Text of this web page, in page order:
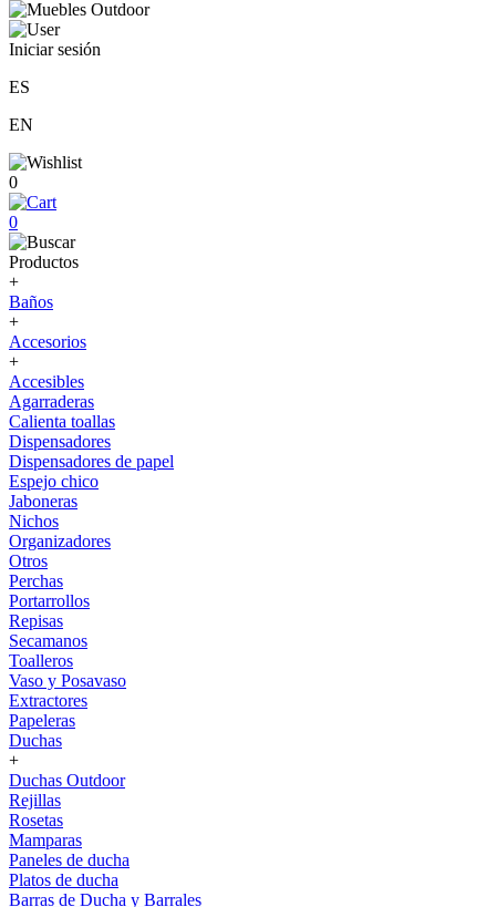
Iniciar sesión
ES
EN
0
0
Productos
+
Baños
+
Accesorios
+
Accesibles
Agarraderas
Calienta toallas
Dispensadores
Dispensadores de papel
Espejo chico
Jaboneras
Nichos
Organizadores
Otros
Perchas
Portarrollos
Repisas
Secamanos
Toalleros
Vaso y Posavaso
Extractores
Papeleras
Duchas
+
Duchas Outdoor
Rejillas
Rosetas
Mamparas
Paneles de ducha
Platos de ducha
Barras de Ducha y Barrales